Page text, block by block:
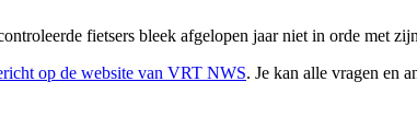
fietsers bleek afgelopen jaar niet in orde met
op de website van VRT NWS. Je kan alle vragen en